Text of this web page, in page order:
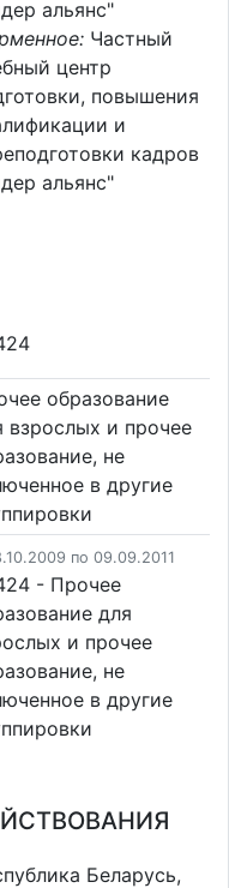
альянс"
Частный
центр
повышения
и
кадров
альянс"
образование
взрослых и прочее
не
в другие
по 09.09.2011
- Прочее
для
и прочее
не
в другие
Беларусь,